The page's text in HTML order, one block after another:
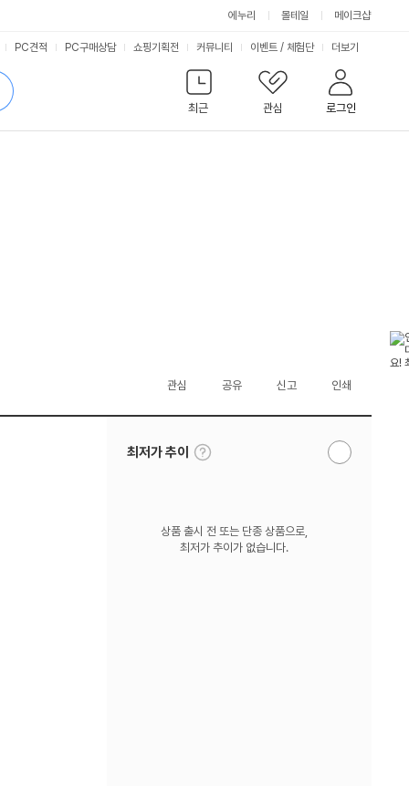
에누리 몰테일 메이크샵
최근
관심 로그인
PC견적 PC구매상담 쇼핑기획전 커뮤니티 이벤트 / 체험단 서
비
스
더보기
관심 공유 신고 인쇄
최저가 추이
툴
팁
알
상품 출시 전 또는 단종 상품으로,
최저가 추이가 없습니다.